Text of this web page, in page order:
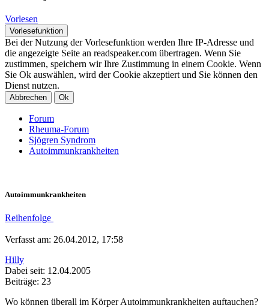
Vorlesen
Vorlesefunktion
Bei der Nutzung der Vorlesefunktion werden Ihre IP-Adresse und
die angezeigte Seite an readspeaker.com übertragen. Wenn Sie
zustimmen, speichern wir Ihre Zustimmung in einem Cookie. Wenn
Sie Ok auswählen, wird der Cookie akzeptiert und Sie können den
Dienst nutzen.
Abbrechen Ok
Forum
Rheuma-Forum
Sjögren Syndrom
Autoimmunkrankheiten
Autoimmunkrankheiten
Reihenfolge
Verfasst am: 26.04.2012, 17:58
Hilly
Dabei seit: 12.04.2005
Beiträge: 23
Wo können überall im Körper Autoimmunkrankheiten auftauchen?